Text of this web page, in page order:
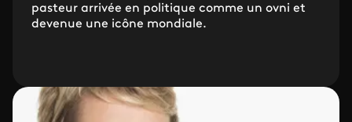
pasteur arrivée en politique comme un ovni et
devenue une icône mondiale.